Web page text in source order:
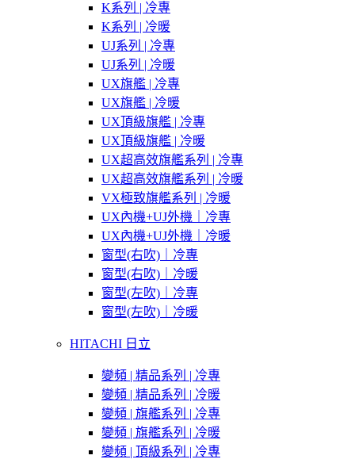
K系列 | 冷專
K系列 | 冷暖
UJ系列 | 冷專
UJ系列 | 冷暖
UX旗艦 | 冷專
UX旗艦 | 冷暖
UX頂級旗艦 | 冷專
UX頂級旗艦 | 冷暖
UX超高效旗艦系列 | 冷專
UX超高效旗艦系列 | 冷暖
VX極致旗艦系列 | 冷暖
UX內機+UJ外機｜冷專
UX內機+UJ外機｜冷暖
窗型(右吹)｜冷專
窗型(右吹)｜冷暖
窗型(左吹)｜冷專
窗型(左吹)｜冷暖
HITACHI 日立
變頻 | 精品系列 | 冷專
變頻 | 精品系列 | 冷暖
變頻 | 旗艦系列 | 冷專
變頻 | 旗艦系列 | 冷暖
變頻 | 頂級系列 | 冷專